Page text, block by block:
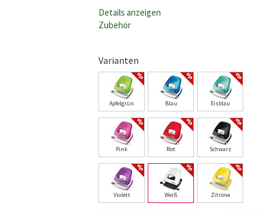
Details anzeigen
Zubehör
Varianten
Apfelgrün Blau Eisblau
Pink Rot Schwarz
Violett Weiß Zitrone